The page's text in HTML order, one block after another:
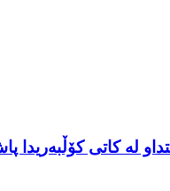
لە کاتی